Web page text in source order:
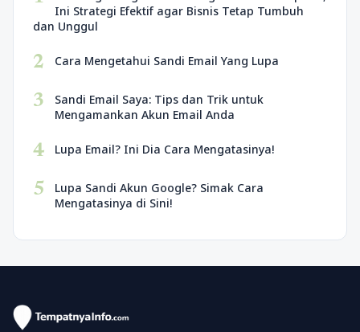
Ini Strategi Efektif agar Bisnis Tetap Tumbuh
dan Unggul
2 Cara Mengetahui Sandi Email Yang Lupa
3
Sandi Email Saya: Tips dan Trik untuk
Mengamankan Akun Email Anda
4 Lupa Email? Ini Dia Cara Mengatasinya!
5
Lupa Sandi Akun Google? Simak Cara
Mengatasinya di Sini!